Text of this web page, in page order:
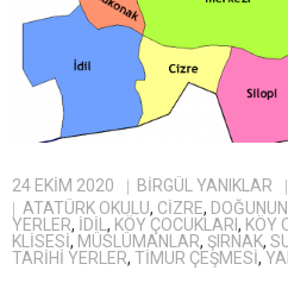
Yürüttüğüm Projeler
24 EKIM 2020 BIRGÜL YANIKLAR
ATATÜRK OKULU, CIZRE,
YERLER, IDIL, KÖY ÇOCUKLARI , KÖY
KLISESI, MÜSLÜMANLAR, ŞIRNAK,
TARIHI YERLER, TIMUR ÇEŞMESI,